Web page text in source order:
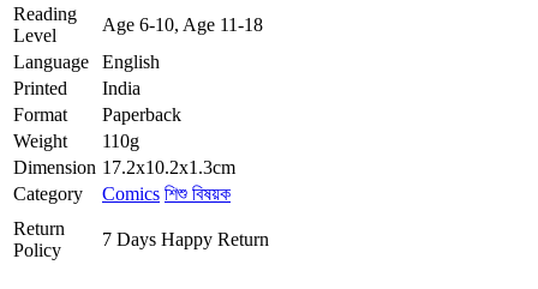
Reading
Level
Age 6-10, Age 11-18
Language
English
Printed
India
Format
Paperback
Weight
110g
Dimension 17.2x10.2x1.3cm
Category
Comics শিশু বিষয়ক
Return
Policy
7 Days Happy Return